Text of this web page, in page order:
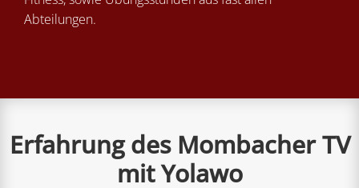
Abteilungen.
Erfahrung des Mombacher TV
mit Yolawo